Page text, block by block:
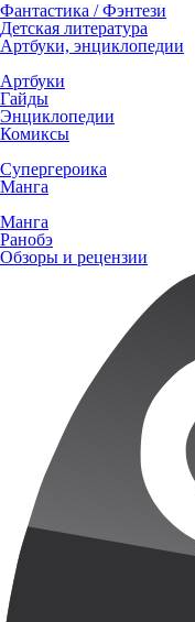
Фантастика / Фэнтези
Детская литература
Артбуки, энциклопедии
Артбуки
Гайды
Энциклопедии
Комиксы
Супергероика
Манга
Манга
Ранобэ
Обзоры и рецензии